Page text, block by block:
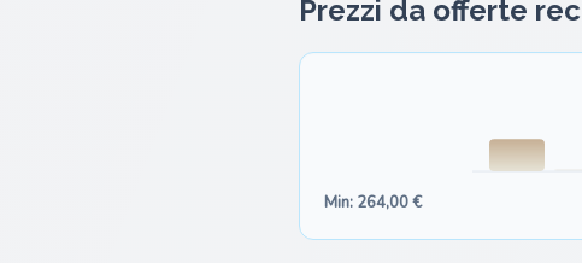
Prezzi da offerte
Min: 264,00 €